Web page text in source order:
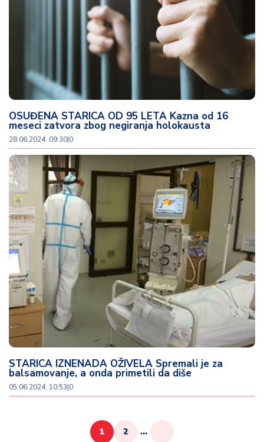
OSUĐENA STARICA OD 95 LETA Kazna od 16
meseci zatvora zbog negiranja holokausta
28.06.2024. 09:30|0
STARICA IZNENADA OŽIVELA Spremali je za
balsamovanje, a onda primetili da diše
05.06.2024. 10:53|0
1 2 ...